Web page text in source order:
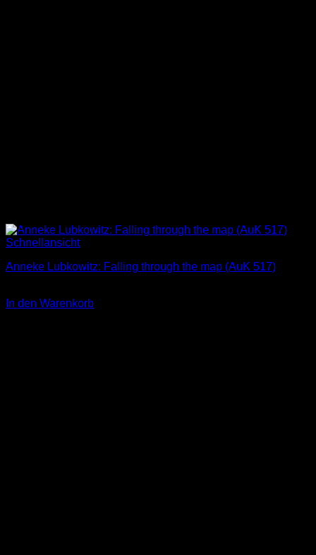
Schnellansicht
Anneke Lubkowitz: Falling through the map (AuK 517)
In den Warenkorb